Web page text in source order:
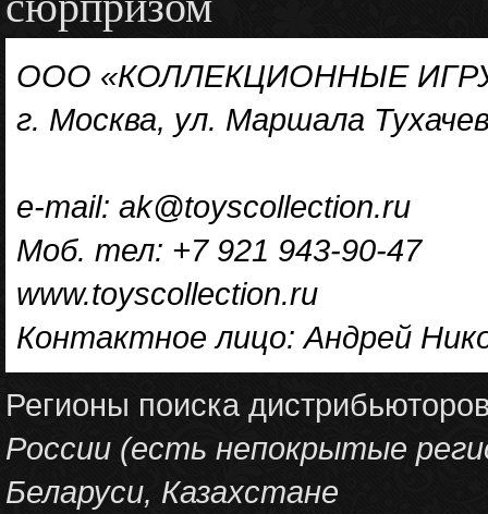
ООО «КОЛЛЕКЦИОННЫЕ
г. Москва, ул. Маршала
e-mail: ak@toyscollection.ru
Моб. тел: +7 921 943-90-47
www.toyscollection.ru
Контактное лицо: Андрей
Регионы поиска
России (есть непокрытые
Беларуси, Казахстане